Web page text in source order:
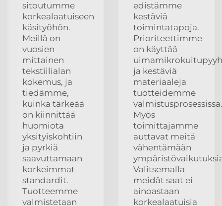
sitoutumme
korkealaatuiseen
käsityöhön.
Meillä on
vuosien
mittainen
tekstiilialan
kokemus, ja
tiedämme,
kuinka tärkeää
on kiinnittää
huomiota
yksityiskohtiin
ja pyrkiä
saavuttamaan
korkeimmat
standardit.
Tuotteemme
valmistetaan
edistämme
kestäviä
toimintatapoja.
Prioriteettimme
on käyttää
ja kestäviä
materiaaleja
tuotteidemme
valmistusprosessissa.
Myös
toimittajamme
auttavat meitä
vähentämään
Valitsemalla
meidät saat ei
ainoastaan
korkealaatuisia